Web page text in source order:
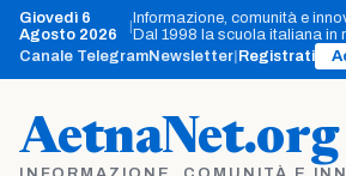
Vai
contenuto
Giovedì 6
Agosto 2026
Informazione, comunità e
Dal 1998 la scuola italiana in
Canale TelegramNewsletter Registrati
AetnaNet.org